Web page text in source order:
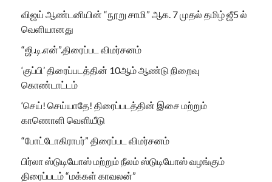
விஜய் ஆண்டனியின் “நூறு சாமி” ஆக. 7 முதல் தமிழ் ஜீ5 ல்
வெளியானது
“ஜி.டி.என்”.திரைப்பட விமர்சனம்
‘குப்பி’ திரைப்படத்தின் 10ஆம் ஆண்டு நிறைவு
கொண்டாட்டம்
‘செய்! செய்யாதே! திரைப்படத்தின் இசை மற்றும்
காணொளி வெளியீடு
“போட்டோகிராபர்” திரைப்பட விமர்சனம்
பிர்லா ஸ்டுடியோஸ் மற்றும் நீலம் ஸ்டுடியோஸ் வழங்கும்
திரைப்படம் “மக்கள் காவலன்”